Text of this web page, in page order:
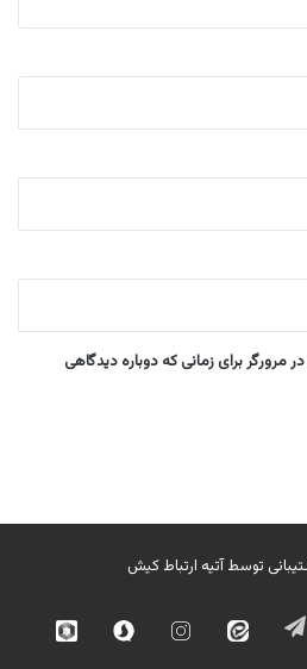
مرورگر برای زمانی که دوباره دیدگاهی
توسطآتیه ارتباط کیش
تلگرام ایتا اینستاگرامسروش